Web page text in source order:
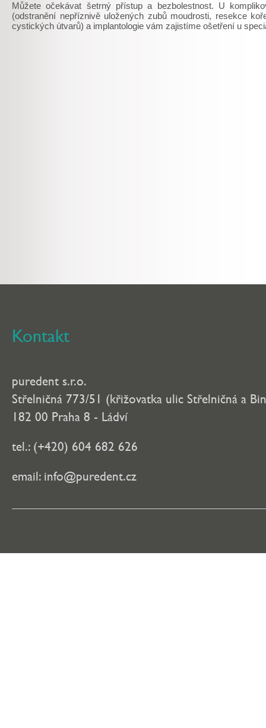
Můžete očekávat šetrný přístup a bezbolestnost. U
(odstranění nepříznivě uložených zubů moudrosti, resekce
cystických útvarů) a implantologie vám zajistíme ošetření u
Kontakt
puredent s.r.o.
Střelničná 773/51 (křižovatka ulic Střelničná a
182 00 Praha 8 - Ládví
tel.: (+420) 604 682 626
email: info@puredent.cz